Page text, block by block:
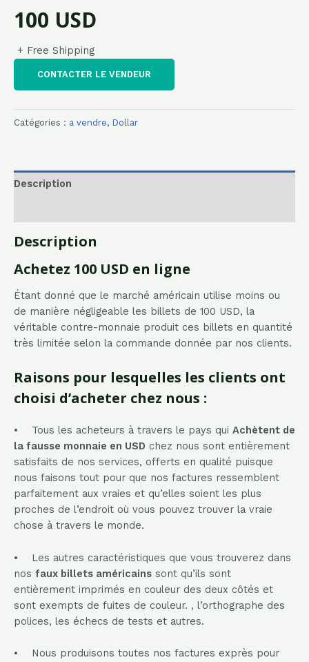
100 USD
+ Free Shipping
CONTACTER LE VENDEUR
Catégories : a vendre, Dollar
Description
Description
Achetez 100 USD en ligne
Étant donné que le marché américain utilise moins ou
de manière négligeable les billets de 100 USD, la
véritable contre-monnaie produit ces billets en quantité
très limitée selon la commande donnée par nos clients.
Raisons pour lesquelles les clients ont
choisi d’acheter chez nous :
• Tous les acheteurs à travers le pays qui Achètent de
la fausse monnaie en USD chez nous sont entièrement
satisfaits de nos services, offerts en qualité puisque
nous faisons tout pour que nos factures ressemblent
parfaitement aux vraies et qu’elles soient les plus
proches de l’endroit où vous pouvez trouver la vraie
chose à travers le monde.
• Les autres caractéristiques que vous trouverez dans
nos faux billets américains sont qu’ils sont
entièrement imprimés en couleur des deux côtés et
sont exempts de fuites de couleur. , l’orthographe des
polices, les échecs de tests et autres.
• Nous produisons toutes nos factures exprès pour